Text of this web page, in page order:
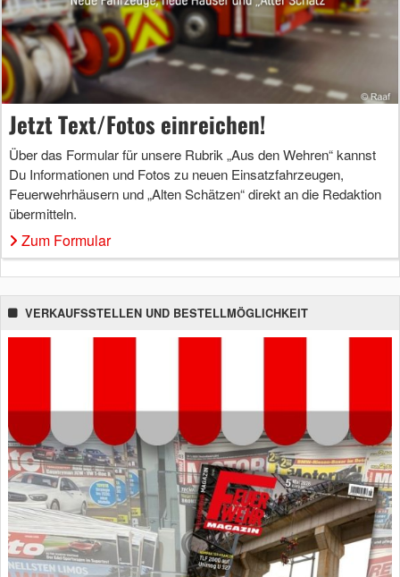
Jetzt Text/Fotos einreichen!
Über das Formular für unsere Rubrik „Aus den Wehren“ kannst
Du Informationen und Fotos zu neuen Einsatzfahrzeugen,
Feuerwehrhäusern und „Alten Schätzen“ direkt an die Redaktion
übermitteln.
Zum Formular
VERKAUFSSTELLEN UND BESTELLMÖGLICHKEIT